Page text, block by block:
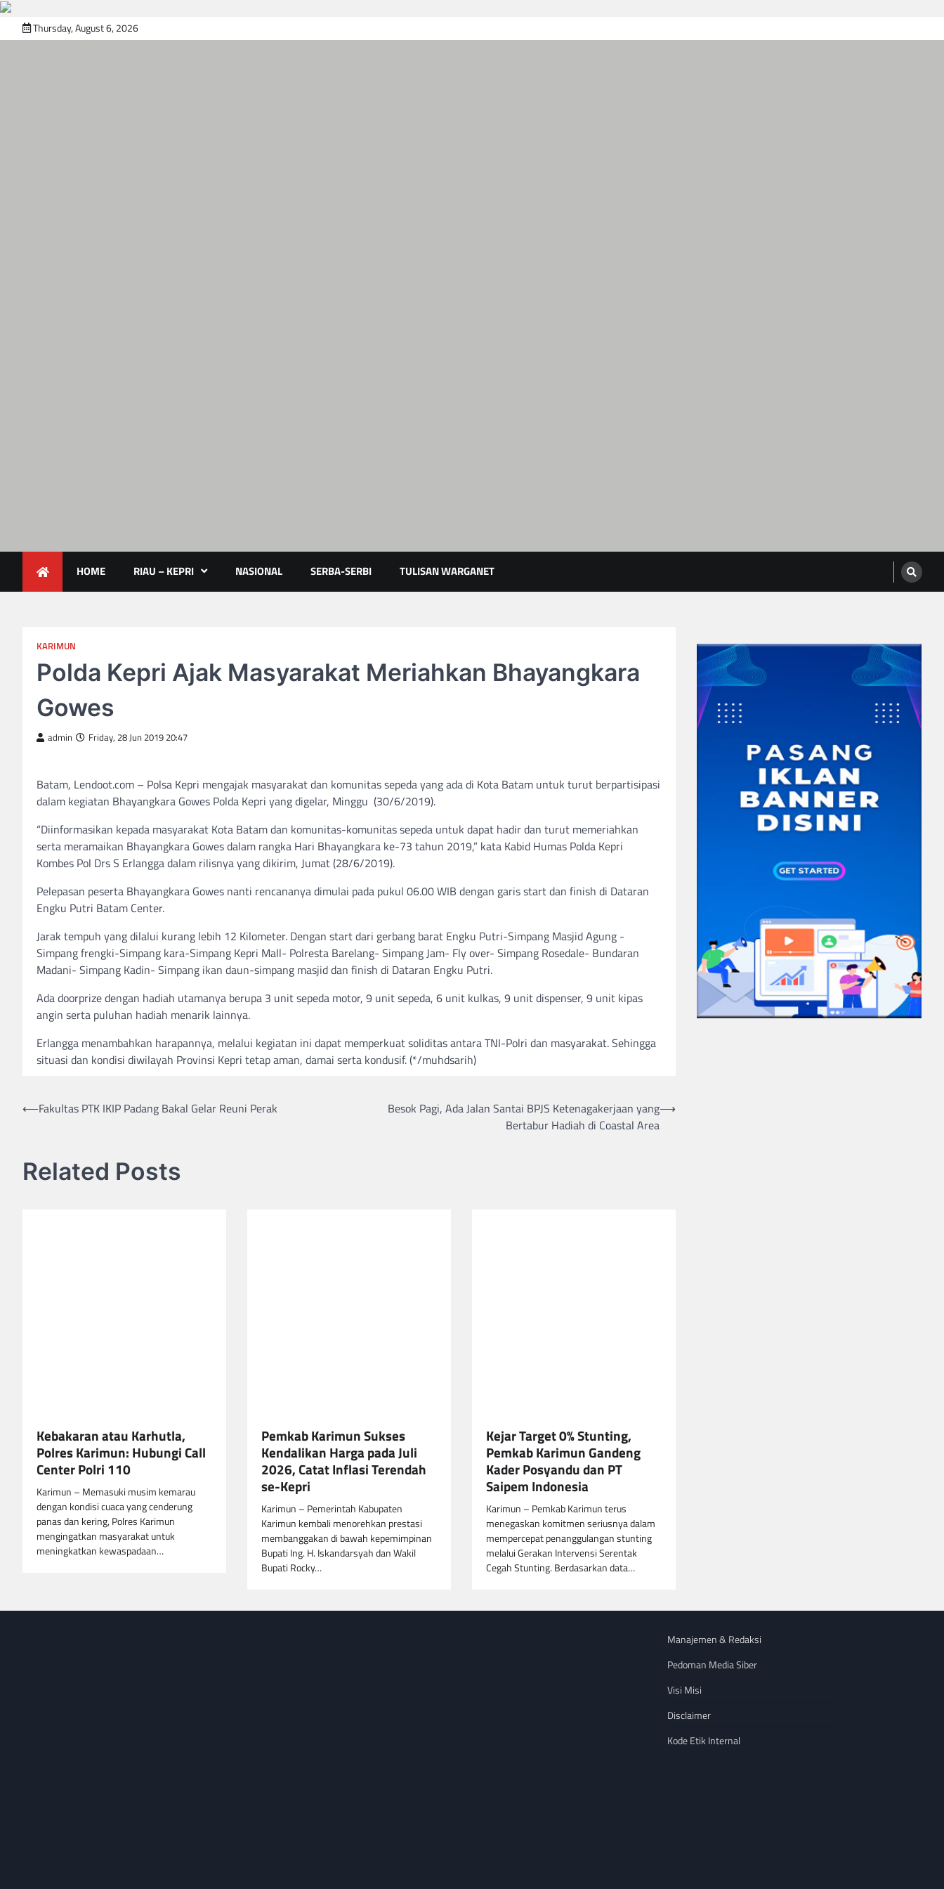
to
Thursday, August 6, 2026
HOME RIAU – KEPRI NASIONAL SERBA-SERBI TULISAN WARGANET
KARIMUN
Polda Kepri Ajak Masyarakat Meriahkan Bhayangkara
Gowes
admin Friday, 28 Jun 2019 20:47
Batam, Lendoot.com – Polsa Kepri mengajak masyarakat dan komunitas sepeda yang ada di Kota Batam untuk turut berpartisipasi
dalam kegiatan Bhayangkara Gowes Polda Kepri yang digelar, Minggu (30/6/2019).
“Diinformasikan kepada masyarakat Kota Batam dan komunitas-komunitas sepeda untuk dapat hadir dan turut memeriahkan
serta meramaikan Bhayangkara Gowes dalam rangka Hari Bhayangkara ke-73 tahun 2019,” kata Kabid Humas Polda Kepri
Kombes Pol Drs S Erlangga dalam rilisnya yang dikirim, Jumat (28/6/2019).
Pelepasan peserta Bhayangkara Gowes nanti rencananya dimulai pada pukul 06.00 WIB dengan garis start dan finish di Dataran
Engku Putri Batam Center.
Jarak tempuh yang dilalui kurang lebih 12 Kilometer. Dengan start dari gerbang barat Engku Putri-Simpang Masjid Agung -
Simpang frengki-Simpang kara-Simpang Kepri Mall- Polresta Barelang- Simpang Jam- Fly over- Simpang Rosedale- Bundaran
Madani- Simpang Kadin- Simpang ikan daun-simpang masjid dan finish di Dataran Engku Putri.
Ada doorprize dengan hadiah utamanya berupa 3 unit sepeda motor, 9 unit sepeda, 6 unit kulkas, 9 unit dispenser, 9 unit kipas
angin serta puluhan hadiah menarik lainnya.
Erlangga menambahkan harapannya, melalui kegiatan ini dapat memperkuat soliditas antara TNI-Polri dan masyarakat. Sehingga
situasi dan kondisi diwilayah Provinsi Kepri tetap aman, damai serta kondusif. (*/muhdsarih)
Post
⟵Fakultas PTK IKIP Padang Bakal Gelar Reuni Perak
Besok Pagi, Ada Jalan Santai BPJS Ketenagakerjaan yang
Bertabur Hadiah di Coastal Area
⟶
Related Posts
Kebakaran atau Karhutla,
Polres Karimun: Hubungi Call
Center Polri 110
Karimun – Memasuki musim kemarau
dengan kondisi cuaca yang cenderung
panas dan kering, Polres Karimun
mengingatkan masyarakat untuk
meningkatkan kewaspadaan…
Pemkab Karimun Sukses
Kendalikan Harga pada Juli
2026, Catat Inflasi Terendah
se-Kepri
Karimun – Pemerintah Kabupaten
Karimun kembali menorehkan prestasi
membanggakan di bawah kepemimpinan
Bupati Ing. H. Iskandarsyah dan Wakil
Bupati Rocky…
Kejar Target 0% Stunting,
Pemkab Karimun Gandeng
Kader Posyandu dan PT
Saipem Indonesia
Karimun – Pemkab Karimun terus
menegaskan komitmen seriusnya dalam
mempercepat penanggulangan stunting
melalui Gerakan Intervensi Serentak
Cegah Stunting. Berdasarkan data…
Manajemen & Redaksi
Pedoman Media Siber
Visi Misi
Disclaimer
Kode Etik Internal